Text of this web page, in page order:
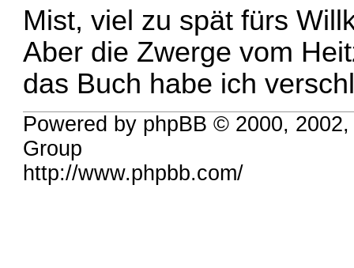
Mist, viel zu spät fürs
Aber die Zwerge vom
das Buch habe ich
Powered by phpBB © 2000,
Group
http://www.phpbb.com/